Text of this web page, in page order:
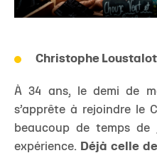
Christophe
À 34 ans, le demi de
s’apprête à rejoindre le
beaucoup de temps
expérience. Déjà celle